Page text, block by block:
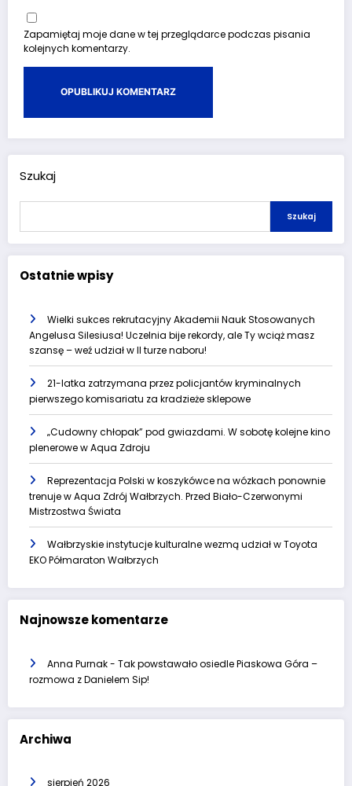
Zapamiętaj moje dane w tej przeglądarce podczas pisania
kolejnych komentarzy.
Szukaj
Szukaj
Ostatnie wpisy
Wielki sukces rekrutacyjny Akademii Nauk Stosowanych
Angelusa Silesiusa! Uczelnia bije rekordy, ale Ty wciąż masz
szansę – weź udział w II turze naboru!
21-latka zatrzymana przez policjantów kryminalnych
pierwszego komisariatu za kradzieże sklepowe
„Cudowny chłopak” pod gwiazdami. W sobotę kolejne kino
plenerowe w Aqua Zdroju
Reprezentacja Polski w koszykówce na wózkach ponownie
trenuje w Aqua Zdrój Wałbrzych. Przed Biało-Czerwonymi
Mistrzostwa Świata
Wałbrzyskie instytucje kulturalne wezmą udział w Toyota
EKO Półmaraton Wałbrzych
Najnowsze komentarze
Anna Purnak- Tak powstawało osiedle Piaskowa Góra –
rozmowa z Danielem Sip!
Archiwa
sierpień 2026